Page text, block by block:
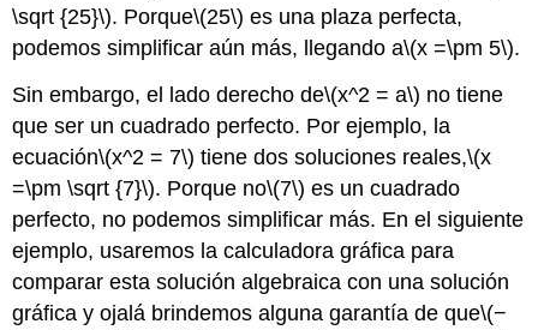
\sqrt {25}\). Porque\(25\) es una plaza perfecta,
podemos simplificar aún más, llegando a\(x =\pm 5\).
Sin embargo, el lado derecho de\(x^2 = a\) no tiene
que ser un cuadrado perfecto. Por ejemplo, la
ecuación\(x^2 = 7\) tiene dos soluciones reales,\(x
=\pm \sqrt {7}\). Porque no\(7\) es un cuadrado
perfecto, no podemos simplificar más. En el siguiente
ejemplo, usaremos la calculadora gráfica para
comparar esta solución algebraica con una solución
gráfica y ojalá brindemos alguna garantía de que\(−